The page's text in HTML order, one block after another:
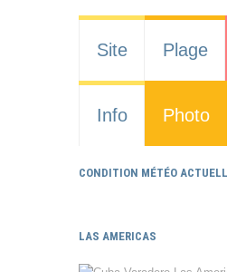
Site Plage
Info Photo
CONDITION MÉTÉO
LAS AMERICAS